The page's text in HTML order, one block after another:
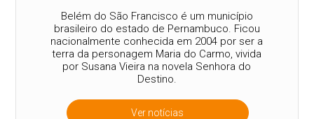
Belém do São Francisco é um município
brasileiro do estado de Pernambuco. Ficou
nacionalmente conhecida em 2004 por ser a
terra da personagem Maria do Carmo, vivida
por Susana Vieira na novela Senhora do
Destino.
Ver notícias